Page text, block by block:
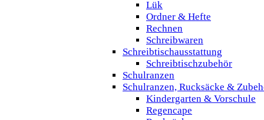
Lük
Ordner & Hefte
Rechnen
Schreibwaren
Schreibtischausstattung
Schreibtischzubehör
Schulranzen
Schulranzen, Rucksäcke &
Kindergarten & Vorschule
Regencape